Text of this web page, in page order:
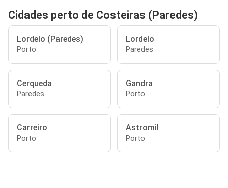
Cidades perto de Costeiras (Paredes)
Lordelo (Paredes)
Porto
Lordelo
Paredes
Cerqueda
Paredes
Gandra
Porto
Carreiro
Porto
Astromil
Porto